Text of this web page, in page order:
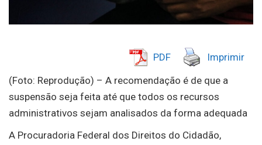
PDF Imprimir
(Foto: Reprodução) – A recomendação é de que a
suspensão seja feita até que todos os recursos
administrativos sejam analisados da forma adequada
A Procuradoria Federal dos Direitos do Cidadão,